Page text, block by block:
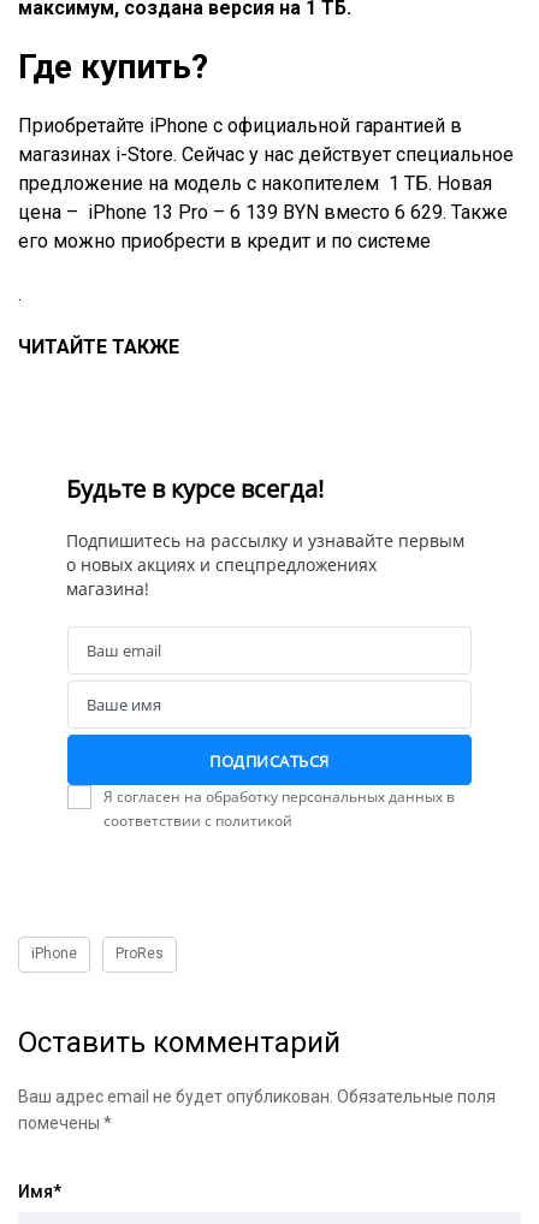
максимум, создана версия на 1 ТБ.
Где купить?
Приобретайте iPhone с официальной гарантией в
магазинах i-Store. Сейчас у нас действует специальное
предложение на модель с накопителем 1 ТБ. Новая
цена – iPhone 13 Pro – 6 139 BYN вместо 6 629. Также
его можно приобрести в кредит и по системе
.
ЧИТАЙТЕ ТАКЖЕ
Будьте в курсе всегда!
Подпишитесь на рассылку и узнавайте первым
о новых акциях и спецпредложениях
магазина!
Email
Ваш email
Name
Ваше имя
ПОДПИСАТЬСЯ
Я согласен на обработку персональных данных в
соответствии с политикой
iPhone ProRes
Оставить комментарий
Ваш адрес email не будет опубликован. Обязательные поля
помечены *
Имя*